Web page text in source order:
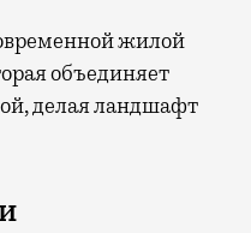
жилой
объединяет
делая ландшафт